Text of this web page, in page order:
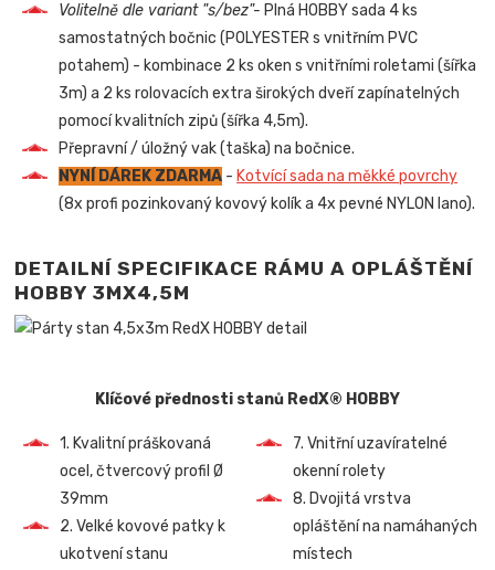
Volitelně dle variant "s/bez"- Plná HOBBY sada 4 ks
samostatných bočnic (POLYESTER s vnitřním PVC
potahem) - kombinace 2 ks oken s vnitřními roletami (šířka
3m) a 2 ks rolovacích extra širokých dveří zapínatelných
pomocí kvalitních zipů (šířka 4,5m).
Přepravní / úložný vak (taška) na bočnice.
NYNÍ DÁREK ZDARMA - Kotvící sada na měkké povrchy
(8x profi pozinkovaný kovový kolík a 4x pevné NYLON lano).
DETAILNÍ SPECIFIKACE RÁMU A OPLÁŠTĚNÍ
HOBBY 3MX4,5M
Klíčové přednosti stanů RedX® HOBBY
1. Kvalitní práškovaná
ocel, čtvercový profil Ø
39mm
2. Velké kovové patky k
ukotvení stanu
7. Vnitřní uzavíratelné
okenní rolety
8. Dvojitá vrstva
opláštění na namáhaných
místech